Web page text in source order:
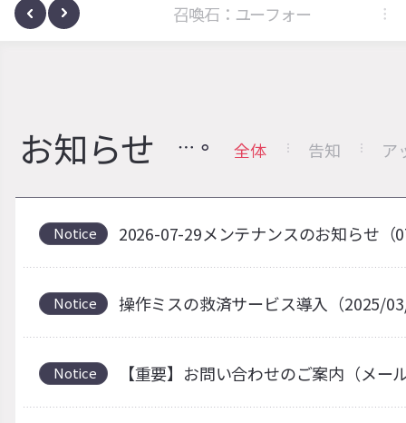
サノヴァ 召喚石：ユーフォー
お知らせ 全体 告知 ア
Notice 2026-07-29メンテナンスのお知らせ（
Notice 操作ミスの救済サービス導入（2025/
Notice 【重要】お問い合わせのご案内（メー